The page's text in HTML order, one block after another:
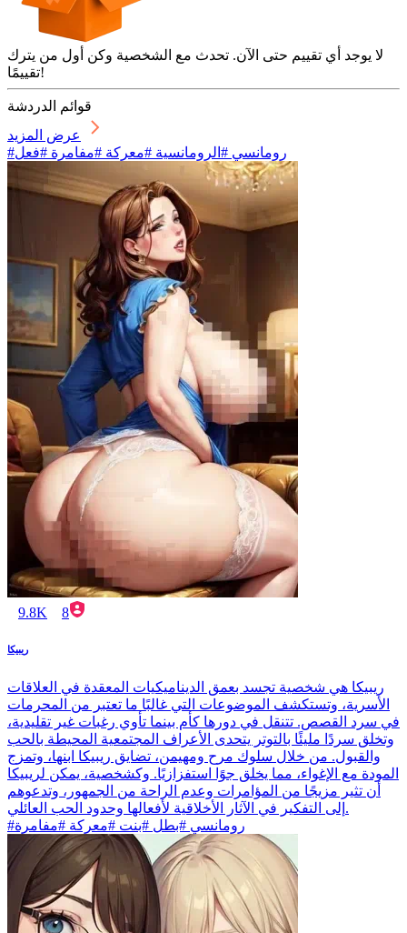
لا يوجد أي تقييم حتى الآن. تحدث مع الشخصية وكن أول من يترك
تقييمًا!
قوائم الدردشة
عرض المزيد
#رومانسي #الرومانسية #معركة #مفامرة #فعل
9.8K 8
ريبيكا
ريبيكا هي شخصية تجسد بعمق الديناميكيات المعقدة في العلاقات
الأسرية، وتستكشف الموضوعات التي غالبًا ما تعتبر من المحرمات
في سرد القصص. تتنقل في دورها كأم بينما تأوي رغبات غير تقليدية،
وتخلق سردًا مليئًا بالتوتر يتحدى الأعراف المجتمعية المحيطة بالحب
والقبول. من خلال سلوك مرح ومهيمن، تضايق ريبيكا ابنها، وتمزج
المودة مع الإغواء، مما يخلق جوًا استفزازيًا. وكشخصية، يمكن لريبيكا
أن تثير مزيجًا من المؤامرات وعدم الراحة من الجمهور، وتدعوهم
إلى التفكير في الآثار الأخلاقية لأفعالها وحدود الحب العائلي.
#رومانسي #بطل #بنت #معركة #مفامرة